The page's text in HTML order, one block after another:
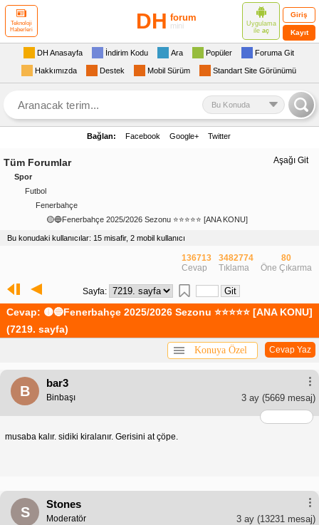
Teknoloji
Haberleri
DH forum
mini
Uygulama
ile aç
Giriş
Kayıt
DH Anasayfa İndirim Kodu Ara Popüler Foruma Git
Hakkımızda Destek Mobil Sürüm Standart Site Görünümü
Bu Konuda
Bağlan: Facebook Google+ Twitter
Aşağı Git
Tüm Forumlar
Spor
Futbol
Fenerbahçe
🟡🔵Fenerbahçe 2025/2026 Sezonu ⭐️⭐️⭐️⭐️⭐️ [ANA KONU]
Bu konudaki kullanıcılar: 15 misafir, 2 mobil kullanıcı
136713
Cevap
3482774
Tıklama
80
Öne Çıkarma
Sayfa:
Cevap: 🟡🔵Fenerbahçe 2025/2026 Sezonu ⭐️⭐️⭐️⭐️⭐️ [ANA KONU]
(7219. sayfa)
Cevap Yaz
Konuya Özel
B
bar3
3 ay (5669 mesaj)
Binbaşı
musaba kalır. sidiki kiralanır. Gerisini at çöpe.
S
Stones
3 ay (13231 mesaj)
Moderatör